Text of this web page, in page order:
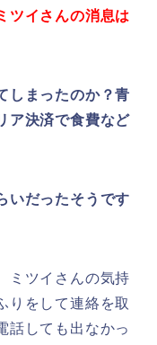
ツイさんの消息は
しまったのか？青
ア決済で食費など
いだったそうです
ミツイさんの気持
りをして連絡を取
話しても出なかっ